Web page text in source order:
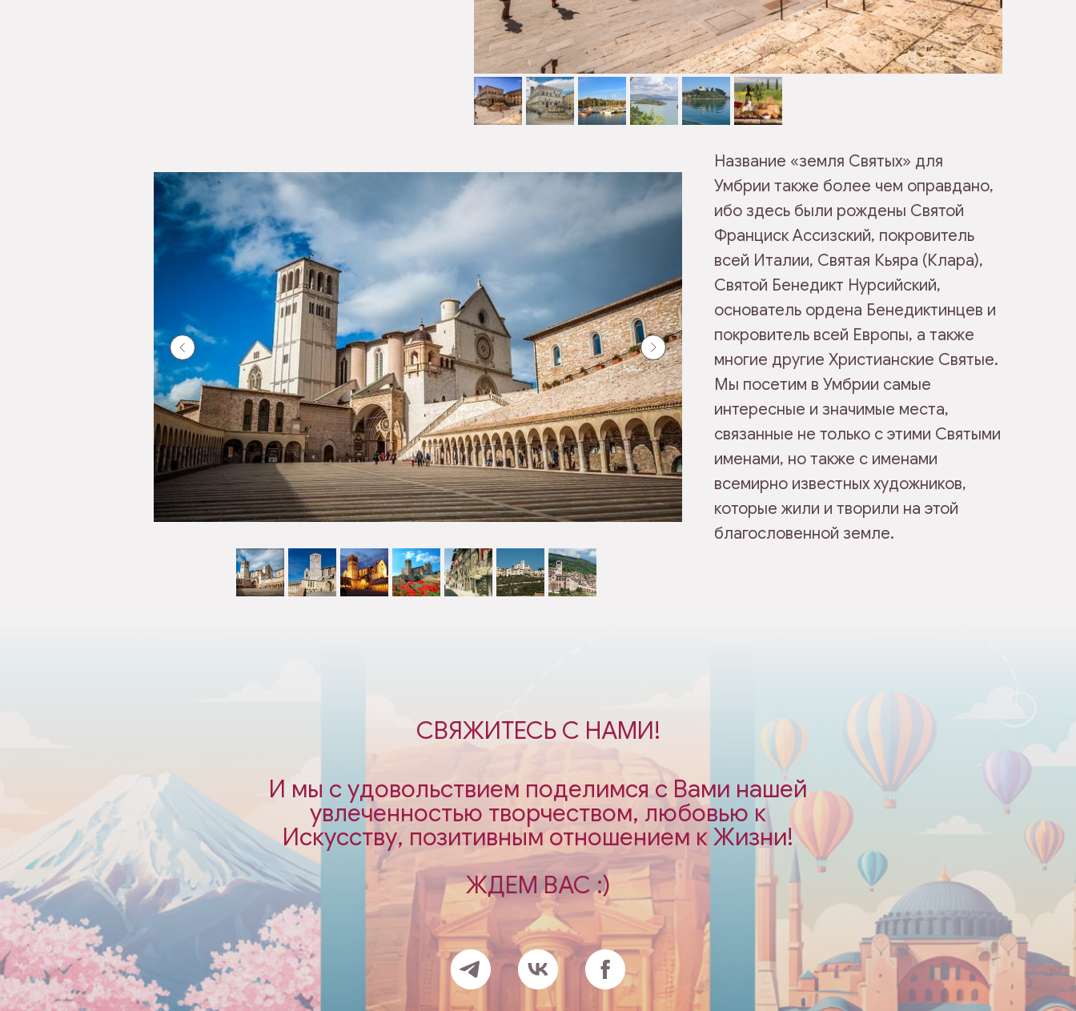
Название «земля Святых» для
Умбрии также более чем оправдано,
ибо здесь были рождены Святой
Франциск Ассизский, покровитель
всей Италии, Святая Кьяра (Клара),
Святой Бенедикт Нурсийский,
основатель ордена Бенедиктинцев и
покровитель всей Европы, а также
многие другие Христианские Святые.
Мы посетим в Умбрии самые
интересные и значимые места,
связанные не только с этими Святыми
именами, но также с именами
всемирно известных художников,
которые жили и творили на этой
благословенной земле.
СВЯЖИТЕСЬ С НАМИ!
И мы с удовольствием поделимся с Вами нашей
увлеченностью творчеством, любовью к
Искусству, позитивным отношением к Жизни!
ЖДЕМ ВАС :)